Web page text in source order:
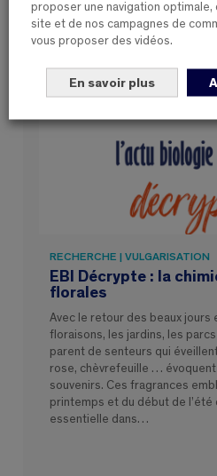
RECHERCHE | VULGARISATION
EBI Décrypte : la
florales
Avec le retour des beaux jours
floraisons, les jardins, les
parent de senteurs qui
rose, chèvrefeuille … évoquent
souvenirs. Ces fragrances
printemps et du début de l’été
essentielle dans…
proposer une navigation optimale,
site et de nos campagnes de
vous proposer des vidéos.
En savoir plus